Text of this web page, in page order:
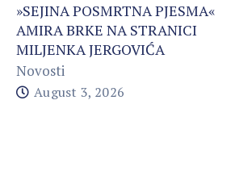
»SEJINA POSMRTNA PJESMA«
AMIRA BRKE NA STRANICI
MILJENKA JERGOVIĆA
Novosti
August 3, 2026